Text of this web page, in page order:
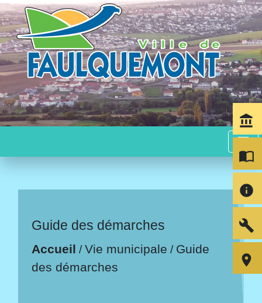
menu
Guide des démarches
Accueil /Vie municipale / Guide
des démarches
account_balance
import_contacts
info
build
room